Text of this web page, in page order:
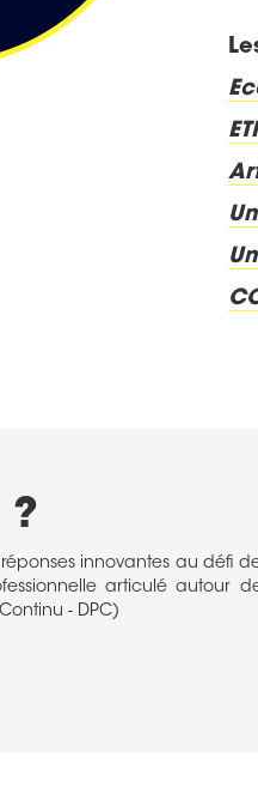
?
innovantes au défi
articulé autour
- DPC)